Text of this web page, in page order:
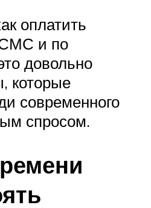
оплатить
СМС и по
довольно
которые
современного
спросом.